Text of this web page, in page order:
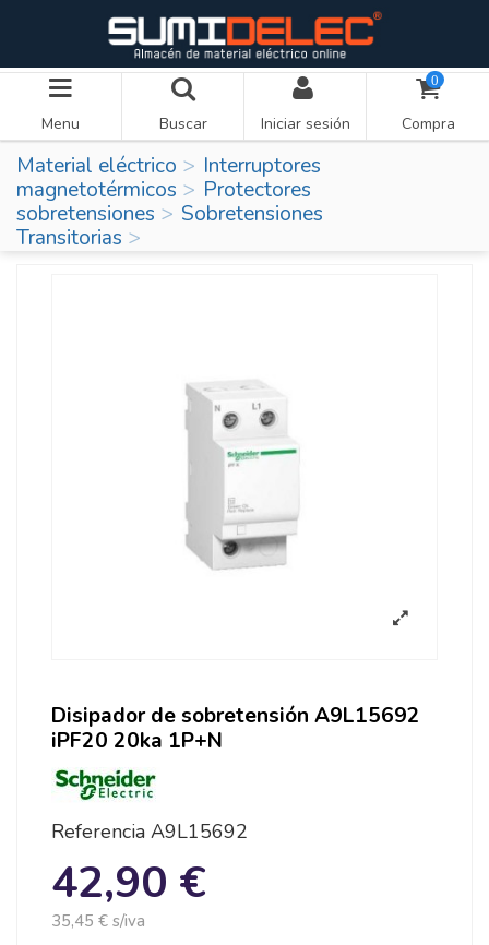
Menu Buscar Iniciar sesión
0
Compra
Material eléctrico
Interruptores
magnetotérmicos
Protectores
sobretensiones
Sobretensiones
Transitorias
Disipador de sobretensión A9L15692
iPF20 20ka 1P+N
Referencia A9L15692
42,90 €
35,45 € s/iva